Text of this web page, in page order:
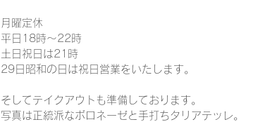
月曜定休
平日18時～22時
土日祝日は21時
29日昭和の日は祝日営業をいたします。
そしてテイクアウトも準備しております。
写真は正統派なボロネーゼと手打ちタリアテッレ。